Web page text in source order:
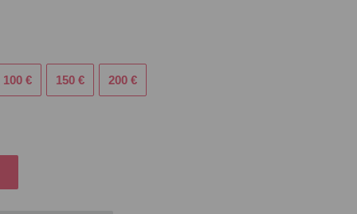
100 € 150 € 200 €